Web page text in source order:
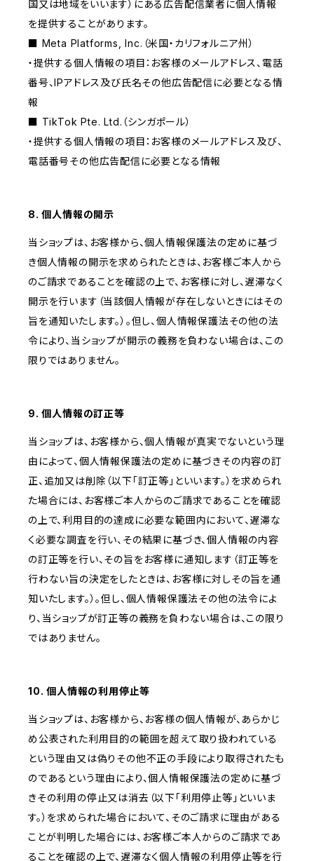
国又は地域をいいます）にある広告配信業者に個人情報
を提供することがあります。
■ Meta Platforms, Inc.（米国・カリフォルニア州）
・提供する個人情報の項目：お客様のメールアドレス、電話
番号、IPアドレス及び氏名その他広告配信に必要となる情
報
■ TikTok Pte. Ltd.（シンガポール）
・提供する個人情報の項目：お客様のメールアドレス及び、
電話番号その他広告配信に必要となる情報
8. 個人情報の開示
当ショップは、お客様から、個人情報保護法の定めに基づ
き個人情報の開示を求められたときは、お客様ご本人から
のご請求であることを確認の上で、お客様に対し、遅滞なく
開示を行います（当該個人情報が存在しないときにはその
旨を通知いたします。）。但し、個人情報保護法その他の法
令により、当ショップが開示の義務を負わない場合は、この
限りではありません。
9. 個人情報の訂正等
当ショップは、お客様から、個人情報が真実でないという理
由によって、個人情報保護法の定めに基づきその内容の訂
正、追加又は削除（以下「訂正等」といいます。）を求められ
た場合には、お客様ご本人からのご請求であることを確認
の上で、利用目的の達成に必要な範囲内において、遅滞な
く必要な調査を行い、その結果に基づき、個人情報の内容
の訂正等を行い、その旨をお客様に通知します（訂正等を
行わない旨の決定をしたときは、お客様に対しその旨を通
知いたします。）。但し、個人情報保護法その他の法令によ
り、当ショップが訂正等の義務を負わない場合は、この限り
ではありません。
10. 個人情報の利用停止等
当ショップは、お客様から、お客様の個人情報が、あらかじ
め公表された利用目的の範囲を超えて取り扱われている
という理由又は偽りその他不正の手段により取得されたも
のであるという理由により、個人情報保護法の定めに基づ
きその利用の停止又は消去（以下「利用停止等」といいま
す。）を求められた場合において、そのご請求に理由がある
ことが判明した場合には、お客様ご本人からのご請求であ
ることを確認の上で、遅滞なく個人情報の利用停止等を行